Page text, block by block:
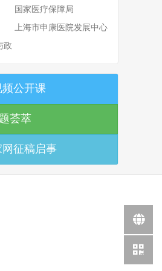
国家医疗保障局
上海市申康医院发展中心
政
公开课
荟萃
征稿启事